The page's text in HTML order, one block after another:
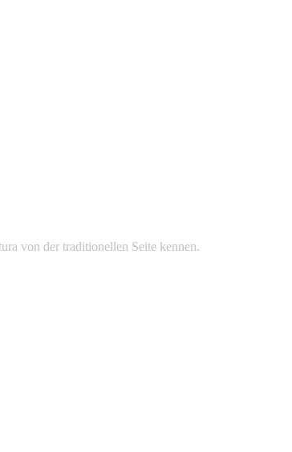
von der traditionellen Seite kennen.